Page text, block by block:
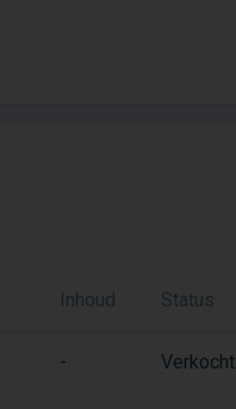
Inhoud Status
- Verkocht